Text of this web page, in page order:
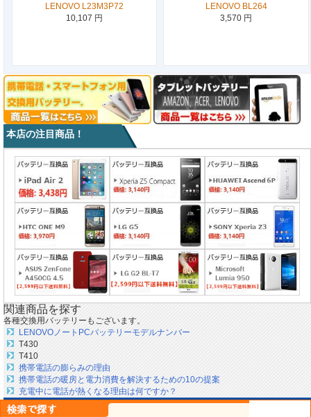
LENOVO L23M3P72
10,107 円
LENOVO BL264
3,570 円
本店の注目商品！
関連商品を探す
各種交換用バッテリーもございます。
LENOVOノートPCバッテリーモデルナンバー
T430
T410
携帯電話の膨らみの理由
携帯電話の暖房と電力消費を解決するための10の提案
充電中に電話が熱くなる理由は何ですか？